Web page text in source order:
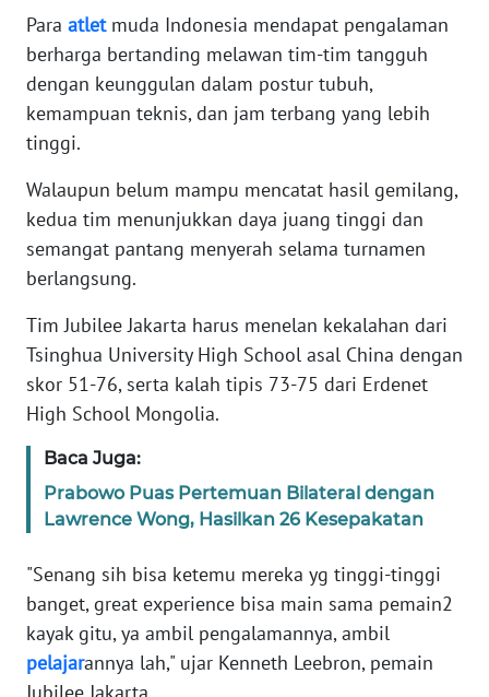
Para atletmuda Indonesia mendapat pengalaman
berharga bertanding melawan tim-tim tangguh
dengan keunggulan dalam postur tubuh,
kemampuan teknis, dan jam terbang yang lebih
tinggi.
Walaupun belum mampu mencatat hasil gemilang,
kedua tim menunjukkan daya juang tinggi dan
semangat pantang menyerah selama turnamen
berlangsung.
Tim Jubilee Jakarta harus menelan kekalahan dari
Tsinghua University High School asal China dengan
skor 51-76, serta kalah tipis 73-75 dari Erdenet
High School Mongolia.
Baca Juga:
Prabowo Puas Pertemuan Bilateral dengan
Lawrence Wong, Hasilkan 26 Kesepakatan
"Senang sih bisa ketemu mereka yg tinggi-tinggi
banget, great experience bisa main sama pemain2
kayak gitu, ya ambil pengalamannya, ambil
pelajarannya lah," ujar Kenneth Leebron, pemain
PEDOMAN
SIBER
REDAKSI
KARIR
DISCLAIMER
Wahana
News
Regional
WN
WN
JAKARTA
WN
JABAR
WN
BANTEN